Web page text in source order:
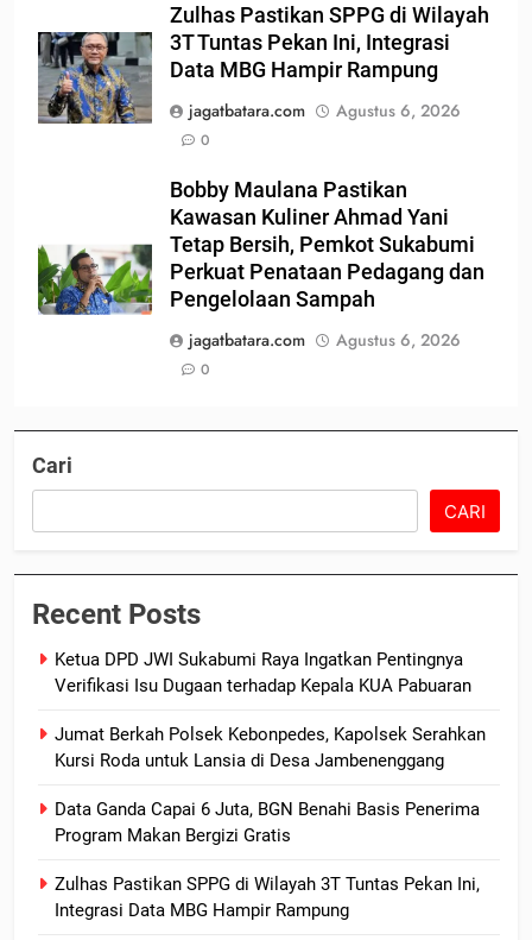
Zulhas Pastikan SPPG di Wilayah
3T Tuntas Pekan Ini, Integrasi
Data MBG Hampir Rampung
jagatbatara.com
Agustus 6, 2026
0
Bobby Maulana Pastikan
Kawasan Kuliner Ahmad Yani
Tetap Bersih, Pemkot Sukabumi
Perkuat Penataan Pedagang dan
Pengelolaan Sampah
jagatbatara.com
Agustus 6, 2026
0
Cari
CARI
Recent Posts
Ketua DPD JWI Sukabumi Raya Ingatkan Pentingnya
Verifikasi Isu Dugaan terhadap Kepala KUA Pabuaran
Jumat Berkah Polsek Kebonpedes, Kapolsek Serahkan
Kursi Roda untuk Lansia di Desa Jambenenggang
Data Ganda Capai 6 Juta, BGN Benahi Basis Penerima
Program Makan Bergizi Gratis
Zulhas Pastikan SPPG di Wilayah 3T Tuntas Pekan Ini,
Integrasi Data MBG Hampir Rampung